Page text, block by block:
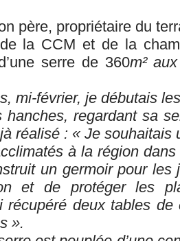
père, propriétaire du
la CCM et de la
serre de 360m²
mi-février, je débutais
regardant sa
réalisé : « Je
à la région
un germoir pour
et de protéger les
récupéré deux tables
».